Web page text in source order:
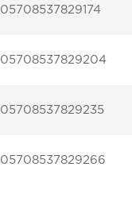
05708537829174
05708537829204
05708537829235
05708537829266